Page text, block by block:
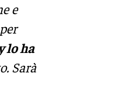
e
lo ha
Sarà